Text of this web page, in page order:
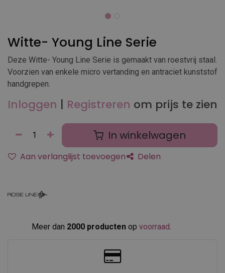
Witte- Young Line Serie
Deze Witte- Young Line Serie is gemaakt van roestvrij staal.
Voorzien van enkele micro vertanding en antraciet kunststof
handgrepen.
Inloggen | Registreren om prijs te zien
In winkelwagen
Aan verlanglijst toevoegen Delen
Meer dan 2000 producten op voorraad